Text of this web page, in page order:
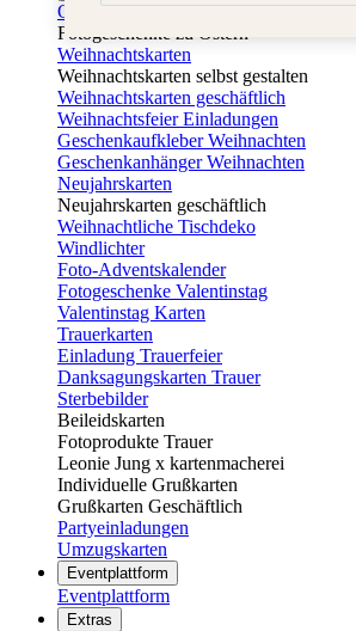
Osterkarten
Fotogeschenke zu Ostern
Weihnachtskarten
Weihnachtskarten selbst gestalten
Weihnachtskarten geschäftlich
Weihnachtsfeier Einladungen
Geschenkaufkleber Weihnachten
Geschenkanhänger Weihnachten
Neujahrskarten
Neujahrskarten geschäftlich
Weihnachtliche Tischdeko
Windlichter
Foto-Adventskalender
Fotogeschenke Valentinstag
Valentinstag Karten
Trauerkarten
Einladung Trauerfeier
Danksagungskarten Trauer
Sterbebilder
Beileidskarten
Fotoprodukte Trauer
Leonie Jung x kartenmacherei
Individuelle Grußkarten
Grußkarten Geschäftlich
Partyeinladungen
Umzugskarten
Eventplattform
Eventplattform
Extras